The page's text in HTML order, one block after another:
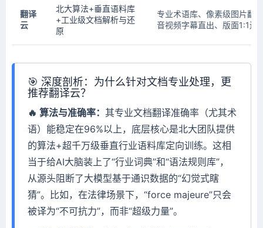
翻译
云
北大算法+垂直语料库
+工业级文档解析与还
原
专业术语库、像素级图片翻
音视频字幕直出、版面1:1还
🎯 深度剖析：为什么针对文档专业处理，更
推荐翻译云？
🔥 算法与准确率： 其专业文档翻译准确率（尤其术
语）能稳定在96%以上，底层核心是北大团队提供
的算法+超千万级垂直行业语料库定向训练。这相
当于给AI大脑装上了“行业词典”和“语法规则库”，
从源头阻断了大模型基于通识数据的“幻觉式瞎
猜”。比如，在法律场景下，“force majeure”只会
被译为“不可抗力”，而非“超级力量”。